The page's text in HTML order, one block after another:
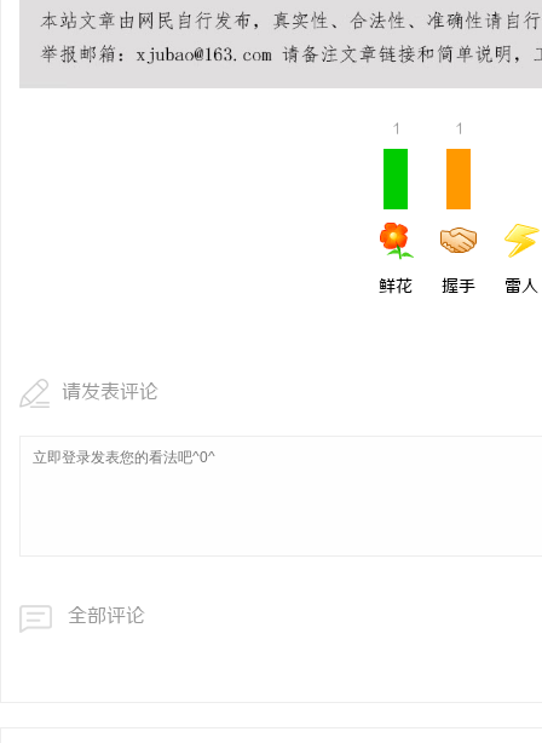
1
鲜花
1
握手 雷人
请发表评论
全部评论